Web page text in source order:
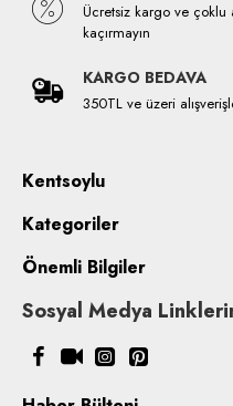
Ücretsiz kargo ve
kaçırmayın
KARGO BEDAVA
350TL ve üzeri
Kentsoylu
Kategoriler
Önemli Bilgiler
Sosyal Medya